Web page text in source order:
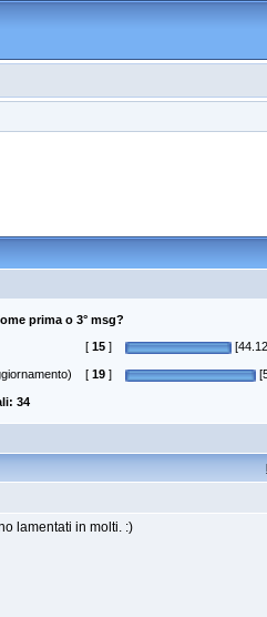
prima o 3° msg?
[ 15]
[ 19]
34
lamentati in molti. :)